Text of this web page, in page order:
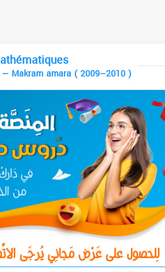
— Makram amara ( 2009–2010 )